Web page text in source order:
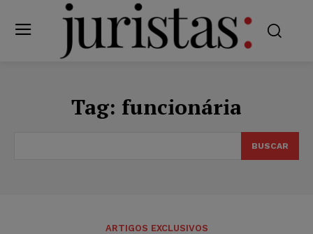
Tag: funcionária
BUSCAR
ARTIGOS EXCLUSIVOS